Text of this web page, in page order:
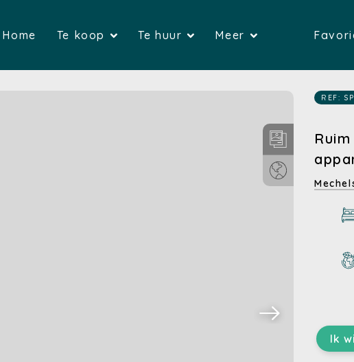
Home (Home)
Te koop (Te koop)
(Huizen)
(Bedrijfsvastgoed)
Te huur (Te huur)
(Huizen)
(Appartementen)
(Bedrijfsvastgoed)
Meer
(Over ons)
(Verkopen)
(Verhuren)
REF:
Ik